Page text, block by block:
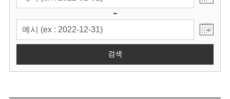
~
검색